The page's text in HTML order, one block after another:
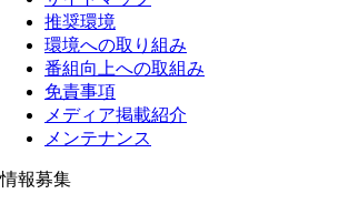
推奨環境
環境への取り組み
番組向上への取組み
免責事項
メディア掲載紹介
メンテナンス
情報募集